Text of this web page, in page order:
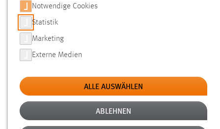
SUCHE
FILTER
Typ
Erstellungsdatum
Notwendige Cookies
Statistik
Marketing
Externe Medien
ALLE AUSWÄHLEN
ABLEHNEN